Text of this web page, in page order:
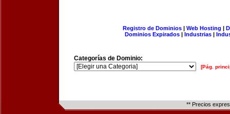
Registro de Dominios| Web Hosting |
Dominios Expirados | Industrias |
Categorías de Dominio:
[Pág.
** Precios